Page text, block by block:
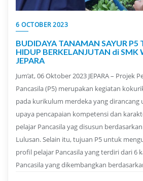
6 OCTOBER 2023
BUDIDAYA TANAMAN SAYUR P5
HIDUP BERKELANJUTAN di SMK
JEPARA
Jum’at, 06 Oktober 2023 JEPARA – Projek
Pancasila (P5) merupakan kegiatan
pada kurikulum merdeka yang
upaya pencapaian kompetensi dan
pelajar Pancasila yag disusun
Lulusan. Selain itu, tujuan P5 untuk
profil pelajar Pancasila yang terdiri dari 6
Pancasila yang dikembangkan